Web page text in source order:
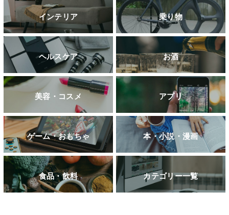
インテリア 乗り物
ヘルスケア お酒
美容・コスメ アプリ
ゲーム・おもちゃ 本・小説・漫画
食品・飲料 カテゴリー一覧